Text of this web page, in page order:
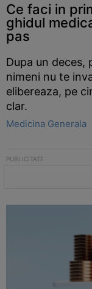
Ce faci in
ghidul
pas
Dupa un deces,
nimeni nu te
elibereaza, pe
clar.
Medicina Generala